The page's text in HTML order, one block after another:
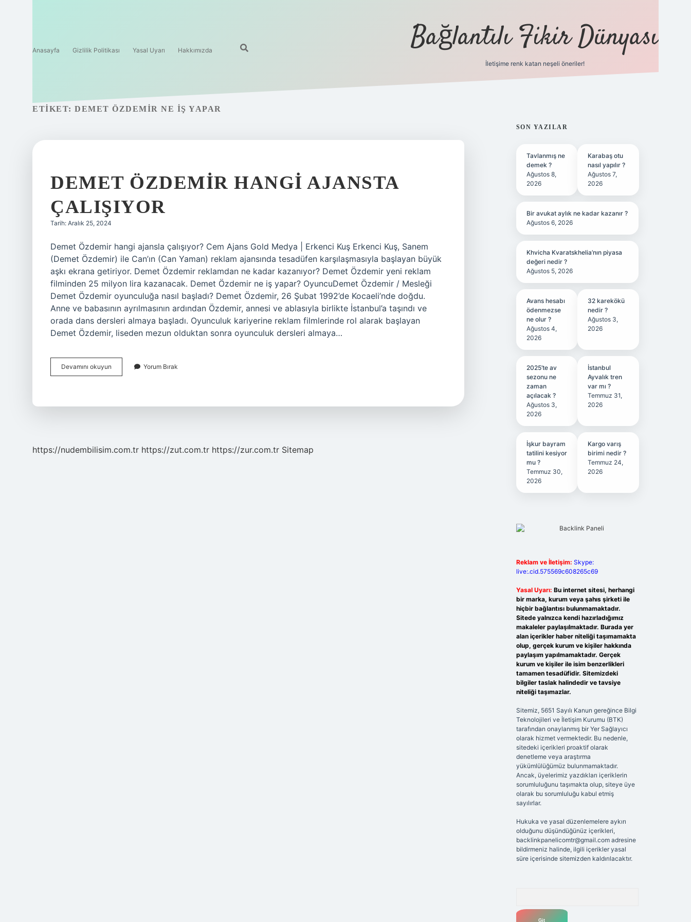
Anasayfa Gizlilik Politikası Yasal Uyarı Hakkımızda Bağlantılı Fikir Dünyası
İletişime renk katan neşeli öneriler!
ETIKET: DEMET ÖZDEMIR NE IŞ YAPAR
DEMET ÖZDEMIR HANGI AJANSTA
ÇALIŞIYOR
Tarih: Aralık 25, 2024
Demet Özdemir hangi ajansla çalışıyor? Cem Ajans Gold Medya | Erkenci Kuş Erkenci Kuş, Sanem
(Demet Özdemir) ile Can’ın (Can Yaman) reklam ajansında tesadüfen karşılaşmasıyla başlayan büyük
aşkı ekrana getiriyor. Demet Özdemir reklamdan ne kadar kazanıyor? Demet Özdemir yeni reklam
filminden 25 milyon lira kazanacak. Demet Özdemir ne iş yapar? OyuncuDemet Özdemir / Mesleği
Demet Özdemir oyunculuğa nasıl başladı? Demet Özdemir, 26 Şubat 1992’de Kocaeli’nde doğdu.
Anne ve babasının ayrılmasının ardından Özdemir, annesi ve ablasıyla birlikte İstanbul’a taşındı ve
orada dans dersleri almaya başladı. Oyunculuk kariyerine reklam filmlerinde rol alarak başlayan
Demet Özdemir, liseden mezun olduktan sonra oyunculuk dersleri almaya…
Devamını okuyun
Özdemir
Yorum Bırak
https://nudembilisim.com.tr https://zut.com.tr https://zur.com.tr Sitemap
SIDEBAR
SON YAZILAR
Tavlanmış ne
demek ?
Ağustos 8,
2026
Karabaş otu
nasıl yapılır ?
Ağustos 7,
2026
Bir avukat aylık ne kadar kazanır ?
Ağustos 6, 2026
Khvicha Kvaratskhelia’nın piyasa
değeri nedir ?
Ağustos 5, 2026
Avans hesabı
ödenmezse
ne olur ?
Ağustos 4,
2026
32 karekökü
nedir ?
Ağustos 3,
2026
2025’te av
sezonu ne
zaman
açılacak ?
Ağustos 3,
2026
İstanbul
Ayvalık tren
var mı ?
Temmuz 31,
2026
İşkur bayram
tatilini kesiyor
mu ?
Temmuz 30,
2026
Kargo varış
birimi nedir ?
Temmuz 24,
2026
Reklam ve İletişim: Skype:
live:.cid.575569c608265c69
Yasal Uyarı: Bu internet sitesi, herhangi
bir marka, kurum veya şahıs şirketi ile
hiçbir bağlantısı bulunmamaktadır.
Sitede yalnızca kendi hazırladığımız
makaleler paylaşılmaktadır. Burada yer
alan içerikler haber niteliği taşımamakta
olup, gerçek kurum ve kişiler hakkında
paylaşım yapılmamaktadır. Gerçek
kurum ve kişiler ile isim benzerlikleri
tamamen tesadüfidir. Sitemizdeki
bilgiler taslak halindedir ve tavsiye
niteliği taşımazlar.
Sitemiz, 5651 Sayılı Kanun gereğince Bilgi
Teknolojileri ve İletişim Kurumu (BTK)
tarafından onaylanmış bir Yer Sağlayıcı
olarak hizmet vermektedir. Bu nedenle,
sitedeki içerikleri proaktif olarak
denetleme veya araştırma
yükümlülüğümüz bulunmamaktadır.
Ancak, üyelerimiz yazdıkları içeriklerin
sorumluluğunu taşımakta olup, siteye üye
olarak bu sorumluluğu kabul etmiş
sayılırlar.
Hukuka ve yasal düzenlemelere aykırı
olduğunu düşündüğünüz içerikleri,
backlinkpanelicomtr@gmail.comadresine
bildirmeniz halinde, ilgili içerikler yasal
süre içerisinde sitemizden kaldırılacaktır.